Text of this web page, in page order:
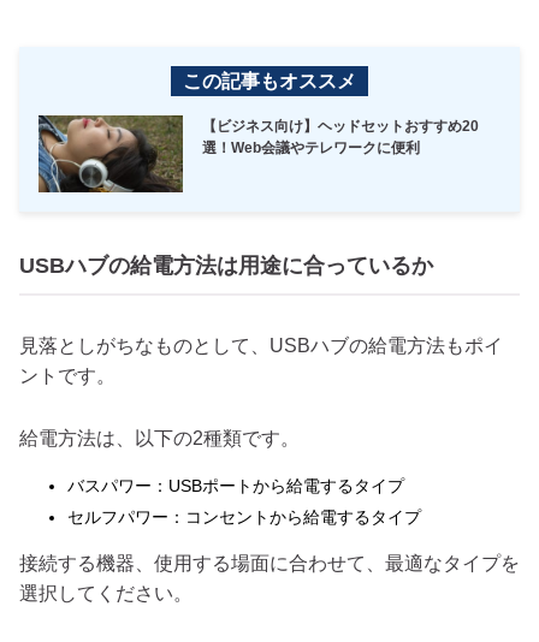
この記事もオススメ
【ビジネス向け】ヘッドセットおすすめ20
選！Web会議やテレワークに便利
USBハブの給電方法は用途に合っているか
見落としがちなものとして、USBハブの給電方法もポイ
ントです。
給電方法は、以下の2種類です。
バスパワー：USBポートから給電するタイプ
セルフパワー：コンセントから給電するタイプ
接続する機器、使用する場面に合わせて、最適なタイプを
選択してください。